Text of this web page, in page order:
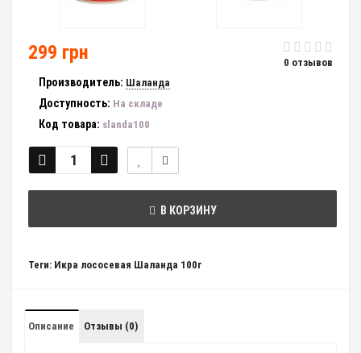
0 отзывов
299 грн
Производитель: Шаланда
Доступность: На складе
Код товара: slanda100
В КОРЗИНУ
Теги: Икра лососевая Шаланда 100г
Описание Отзывы (0)